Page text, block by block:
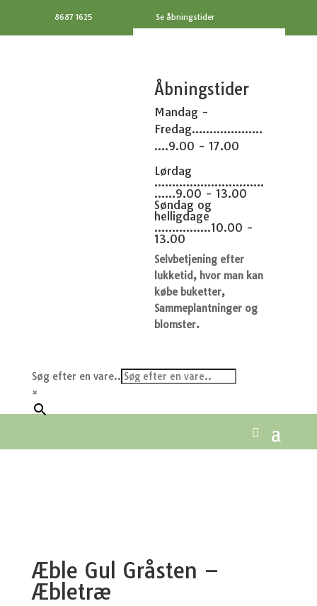
8687 1625 Se åbningstider
Åbningstider
Mandag -
Fredag....................
....9.00 - 17.00
Lørdag
...............................
......9.00 - 13.00
Søndag og
helligdage
................10.00 -
13.00
Selvbetjening efter
lukketid, hvor man kan
købe buketter,
Sammeplantninger og
blomster.
Søg efter en vare..
×
Æble Gul Gråsten –
Æbletræ